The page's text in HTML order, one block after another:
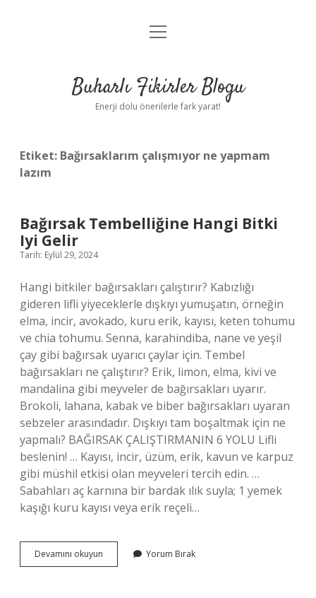
Anasayfa
Yasal Uyarı
menüyü
Buharlı Fikirler Blogu
Enerji dolu önerilerle fark yarat!
Etiket: Bağırsaklarım çalışmıyor ne yapmam
lazım
Bağırsak Tembelliğine Hangi Bitki
Iyi Gelir
Tarih: Eylül 29, 2024
Hangi bitkiler bağırsakları çalıştırır? Kabızlığı
gideren lifli yiyeceklerle dışkıyı yumuşatın, örneğin
elma, incir, avokado, kuru erik, kayısı, keten tohumu
ve chia tohumu. Senna, karahindiba, nane ve yeşil
çay gibi bağırsak uyarıcı çaylar için. Tembel
bağırsakları ne çalıştırır? Erik, limon, elma, kivi ve
mandalina gibi meyveler de bağırsakları uyarır.
Brokoli, lahana, kabak ve biber bağırsakları uyaran
sebzeler arasındadır. Dışkıyı tam boşaltmak için ne
yapmalı? BAĞIRSAK ÇALIŞTIRMANIN 6 YOLU Lifli
beslenin! … Kayısı, incir, üzüm, erik, kavun ve karpuz
gibi müshil etkisi olan meyveleri tercih edin. …
Sabahları aç karnına bir bardak ılık suyla; 1 yemek
kaşığı kuru kayısı veya erik reçeli…
Devamını okuyun Bağırsak
Tembelliğine
Yorum Bırak